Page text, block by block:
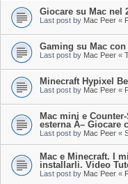
Giocare su Mac nel
Last post by Mac Peer «
Gaming su Mac
Last post by Mac Peer «
Minecraft Hypixel
Last post by Mac Peer «
Mac mini e
esterna Â– Giocare
Last post by Mac Peer «
Mac e Minecraft. I
installarli. Video
Last post by Mac Peer «